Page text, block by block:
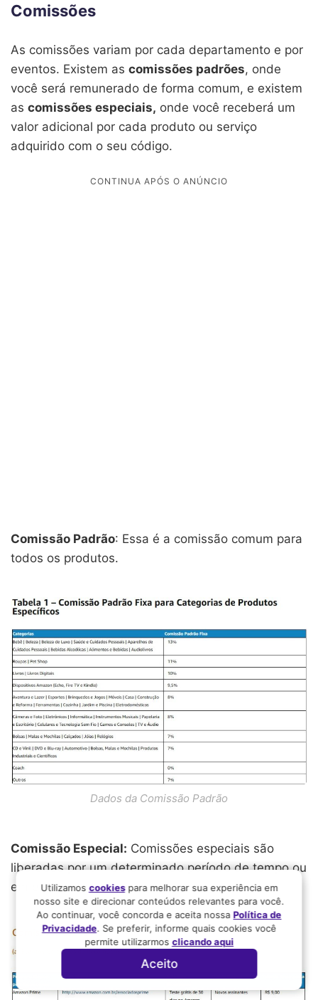
Comissões
As comissões variam por cada departamento e por
eventos. Existem as comissões padrões, onde
você será remunerado de forma comum, e existem
as comissões especiais, onde você receberá um
valor adicional por cada produto ou serviço
adquirido com o seu código.
Comissão Padrão: Essa é a comissão comum para
todos os produtos.
Dados da Comissão Padrão
Comissão Especial: Comissões especiais são
liberadas por um determinado período de tempo ou
em eventos especiais.
Utilizamos cookiespara melhorar sua experiência em
nosso site e direcionar conteúdos relevantes para você.
Ao continuar, você concorda e aceita nossaPolítica de
Privacidade. Se preferir, informe quais cookies você
permite utilizarmos clicando aqui
Aceito